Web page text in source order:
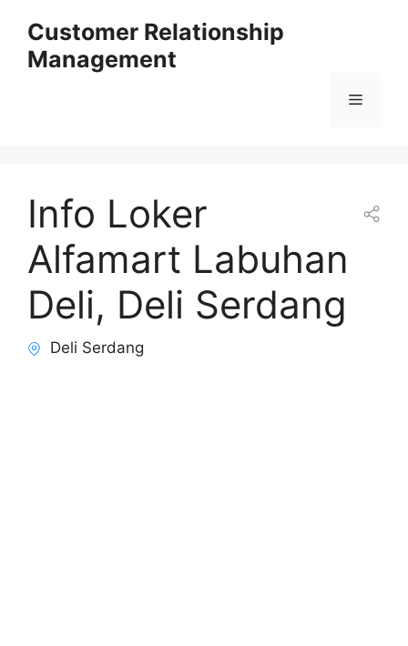
content
Customer Relationship
Management
Menu
Info Loker
Alfamart Labuhan
Deli, Deli Serdang
Deli Serdang